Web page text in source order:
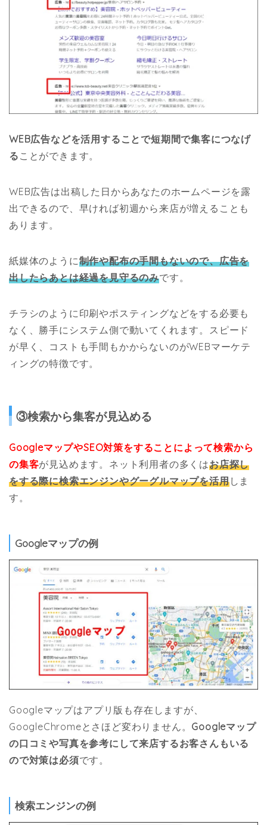
WEB広告などを活用することで短期間で集客につなげ
る ことができます。
WEB広告は出稿した日からあなたのホームページを露
出できるので、早ければ初週から来店が増えることも
あります。
紙媒体のように制作や配布の手間もないので、広告を
出したらあとは経過を見守るのみです。
チラシのように印刷やポスティングなどをする必要も
なく、勝手にシステム側で動いてくれます。スピード
が早く、コストも手間もかからないのがWEBマーケテ
ィングの特徴です。
③検索から集客が見込める
GoogleマップやSEO対策をすることによって検索から
の集客が見込めます。ネット利用者の多くはお店探し
をする際に検索エンジンやグーグルマップを活用しま
す。
Googleマップの例
Googleマップはアプリ版も存在しますが、
GoogleChromeとさほど変わりません。 Googleマップ
の口コミや写真を参考にして来店するお客さんもいる
ので対策は必須です。
検索エンジンの例